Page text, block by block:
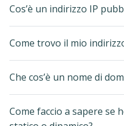
Cos’è un indirizzo IP
Come trovo il mio
Che cos’è un nome di
Come faccio a sapere se